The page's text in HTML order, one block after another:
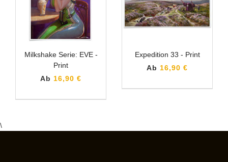
Milkshake Serie: EVE -
Print
Ab 16,90 €
Expedition 33 - Print
Ab 16,90 €
\